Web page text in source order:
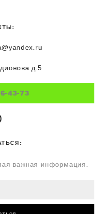
д.5
43-73
важная информация.